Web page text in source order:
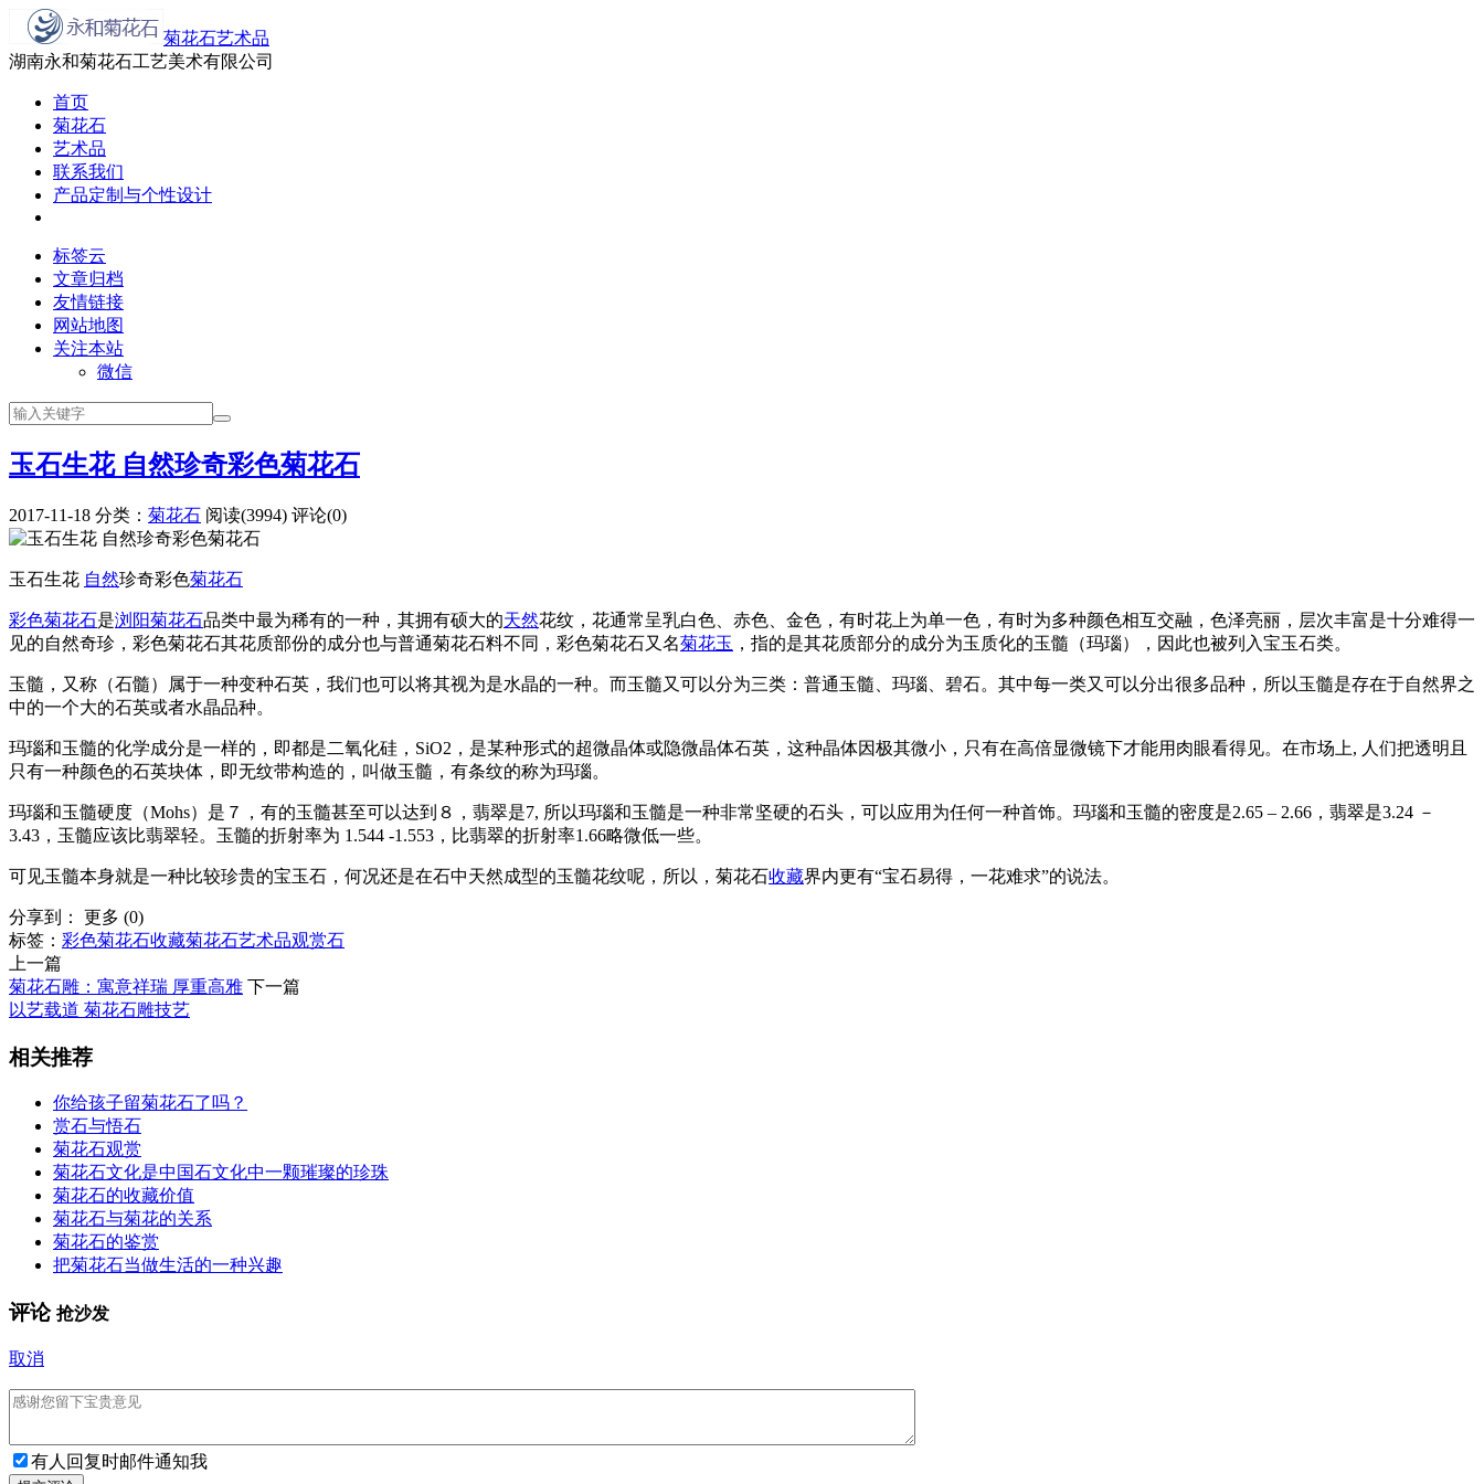
菊花石艺术品
湖南永和菊花石工艺美术有限公司
首页
菊花石
艺术品
联系我们
产品定制与个性设计
标签云
文章归档
友情链接
网站地图
关注本站
微信
玉石生花 自然珍奇彩色菊花石
2017-11-18 分类： 菊花石 阅读(3994) 评论(0)
玉石生花 自然珍奇彩色菊花石
彩色菊花石是浏阳菊花石品类中最为稀有的一种，其拥有硕大的天然花纹，花通常呈乳白色、赤色、金色，有时花上为单一色，有时为多种颜色相互交融，色泽亮丽，层次丰富是十分难得一
见的自然奇珍，彩色菊花石其花质部份的成分也与普通菊花石料不同，彩色菊花石又名菊花玉 ，指的是其花质部分的成分为玉质化的玉髓（玛瑙），因此也被列入宝玉石类。
玉髓，又称（石髓）属于一种变种石英，我们也可以将其视为是水晶的一种。而玉髓又可以分为三类：普通玉髓、玛瑙、碧石。其中每一类又可以分出很多品种，所以玉髓是存在于自然界之
中的一个大的石英或者水晶品种。
玛瑙和玉髓的化学成分是一样的，即都是二氧化硅，SiO2，是某种形式的超微晶体或隐微晶体石英，这种晶体因极其微小，只有在高倍显微镜下才能用肉眼看得见。在市场上, 人们把透明且
只有一种颜色的石英块体，即无纹带构造的，叫做玉髓，有条纹的称为玛瑙。
玛瑙和玉髓硬度（Mohs）是７，有的玉髓甚至可以达到８，翡翠是7, 所以玛瑙和玉髓是一种非常坚硬的石头，可以应用为任何一种首饰。玛瑙和玉髓的密度是2.65 – 2.66，翡翠是3.24 －
3.43，玉髓应该比翡翠轻。玉髓的折射率为 1.544 -1.553，比翡翠的折射率1.66略微低一些。
可见玉髓本身就是一种比较珍贵的宝玉石，何况还是在石中天然成型的玉髓花纹呢，所以，菊花石收藏界内更有“宝石易得，一花难求”的说法。
分享到： 更多 (0)
标签： 彩色菊花石收藏菊花石艺术品观赏石
上一篇
菊花石雕：寓意祥瑞 厚重高雅 下一篇
以艺载道 菊花石雕技艺
相关推荐
你给孩子留菊花石了吗？
赏石与悟石
菊花石观赏
菊花石文化是中国石文化中一颗璀璨的珍珠
菊花石的收藏价值
菊花石与菊花的关系
菊花石的鉴赏
把菊花石当做生活的一种兴趣
评论 抢沙发
取消
有人回复时邮件通知我